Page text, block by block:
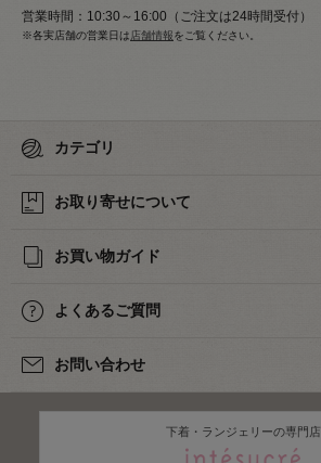
営業時間：10:30～16:00（ご注文は24時間受付）
※各実店舗の営業日は店舗情報をご覧ください。
カテゴリ
お取り寄せについて
お買い物ガイド
よくあるご質問
お問い合わせ
下着・ランジェリーの専門店